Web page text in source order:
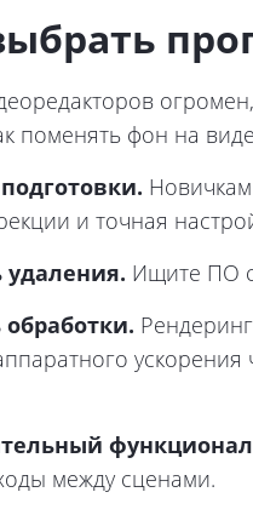
поменять фон на
и точная
удаления. Ищите ПО с
обработки.
между сценами.